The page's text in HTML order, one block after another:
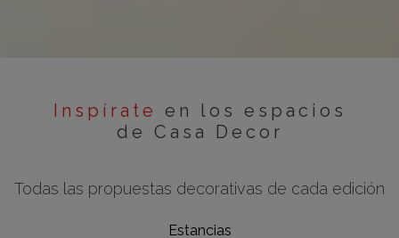
Inspírate en los espacios
de Casa Decor
Todas las propuestas decorativas de cada edición